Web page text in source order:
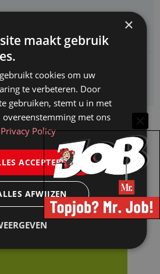
zoekt een
hoogspanning
×
maakt gebruik
cookies om uw
te verbeteren. Door
gebruiken, stemt u in met
overeenstemming met ons
Privacy Policy
ACCEPTEREN
AFWIJZEN